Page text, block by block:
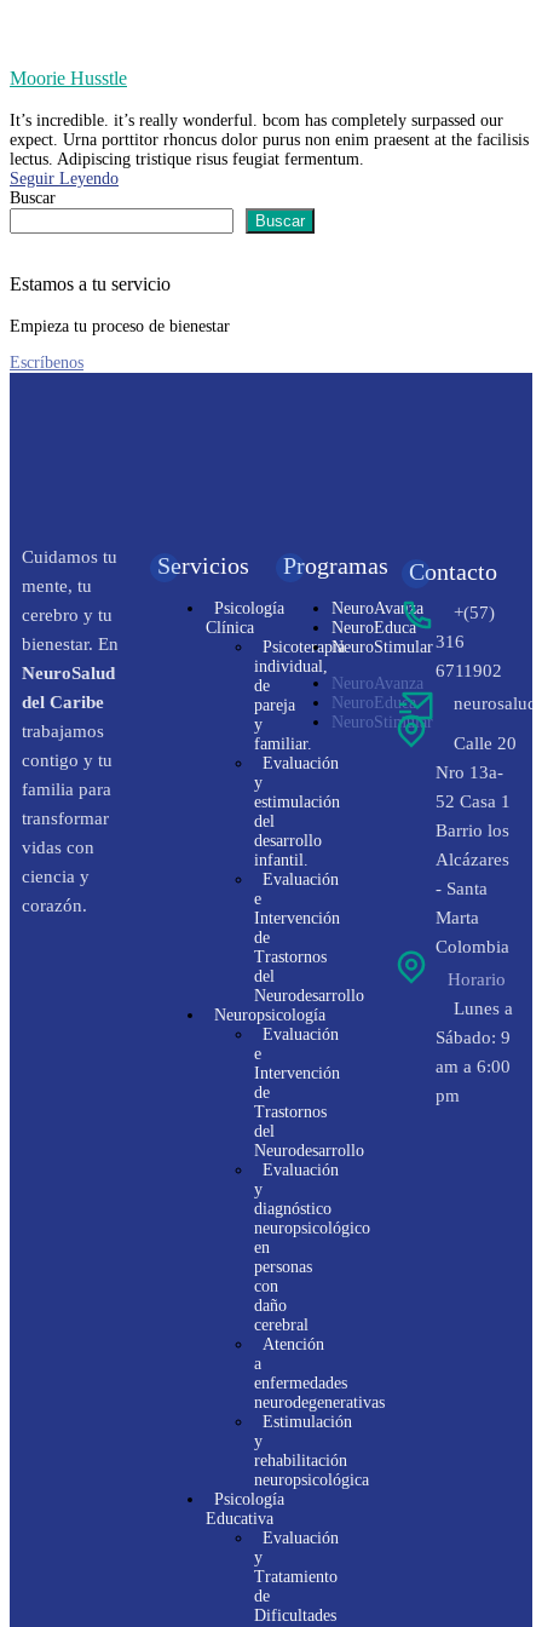
Moorie Husstle
It’s incredible. it’s really wonderful. bcom has completely surpassed our
expect. Urna porttitor rhoncus dolor purus non enim praesent at the facilisis
lectus. Adipiscing tristique risus feugiat fermentum.
Seguir Leyendo
Buscar
Buscar
Estamos a tu servicio
Empieza tu proceso de bienestar
Escríbenos
Cuidamos tu
mente, tu
cerebro y tu
bienestar. En
NeuroSalud
del Caribe
trabajamos
contigo y tu
familia para
transformar
vidas con
ciencia y
corazón.
Servicios
Psicología
Clínica
Psicoterapia
individual,
de
pareja
y
familiar.
Evaluación
y
estimulación
del
desarrollo
infantil.
Evaluación
e
Intervención
de
Trastornos
del
Neurodesarrollo
Neuropsicología
Evaluación
e
Intervención
de
Trastornos
del
Neurodesarrollo
Evaluación
y
diagnóstico
neuropsicológico
en
personas
con
daño
cerebral
Atención
a
enfermedades
neurodegenerativas
Estimulación
y
rehabilitación
neuropsicológica
Psicología
Educativa
Evaluación
y
Tratamiento
de
Dificultades
Programas
NeuroAvanza
NeuroEduca
NeuroStimular
NeuroAvanza
NeuroEduca
NeuroStimular
Contacto
+(57)
316
6711902
Calle 20
Nro 13a-
52 Casa 1
Barrio los
Alcázares
- Santa
Marta
Colombia
Horario
Lunes a
Sábado: 9
am a 6:00
pm